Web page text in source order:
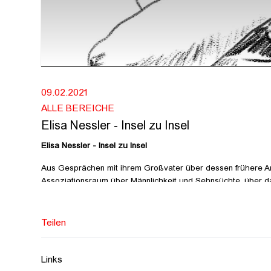
09.02.2021
ALLE BEREICHE
Elisa Nessler - Insel zu Insel
Elisa Nessler - Insel zu Insel
Aus Gesprächen mit ihrem Großvater über dessen frühere
Assoziationsraum über Männlichkeit und Sehnsüchte, über
Erlebnissen entstanden. Abgetrennt von den Erfahrungen
Erlebnissen ergibt sich eine Momentaufnahme des Um-
Teilen
Links